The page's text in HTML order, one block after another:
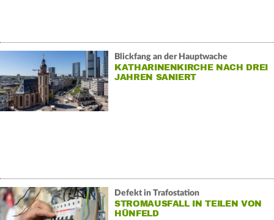
Blickfang an der Hauptwache
KATHARINENKIRCHE NACH DREI
JAHREN SANIERT
Defekt in Trafostation
STROMAUSFALL IN TEILEN VON
HÜNFELD